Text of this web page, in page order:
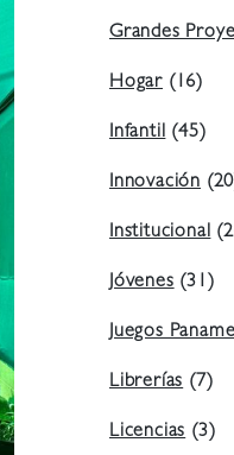
Grandes
Hogar (16)
Infantil(45)
Innovación
Institucional
Jóvenes(31)
Juegos
Librerías(7)
Licencias(3)